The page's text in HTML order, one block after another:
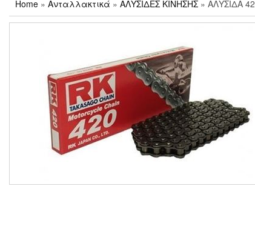
Home » Ανταλλακτικά » ΑΛΥΣΙΔΕΣ ΚΙΝΗΣΗΣ » ΑΛΥΣΙΔΑ